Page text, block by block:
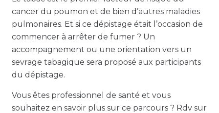
cancer du poumon et de bien d’autres maladies
pulmonaires. Et si ce dépistage était l’occasion de
commencer à arrêter de fumer ? Un
accompagnement ou une orientation vers un
sevrage tabagique sera proposé aux participants
du dépistage.
Vous êtes professionnel de santé et vous
souhaitez en savoir plus sur ce parcours ? Rdv sur